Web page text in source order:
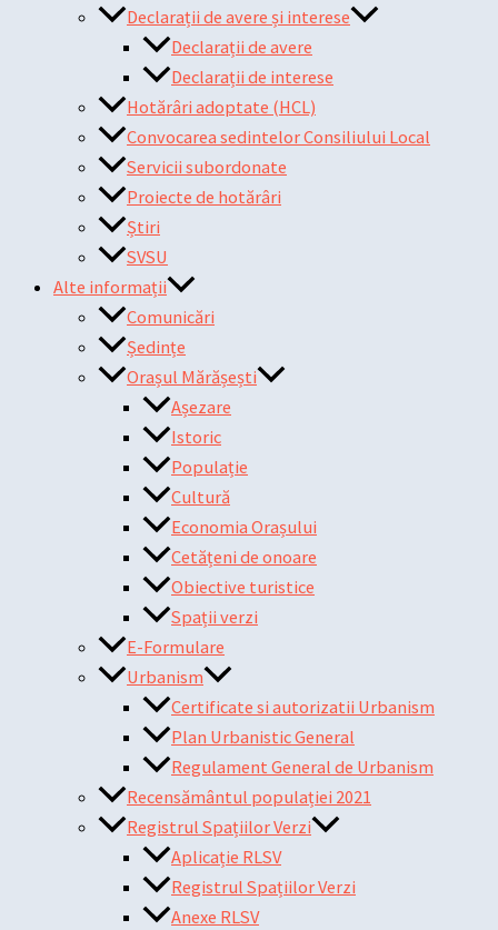
Declarații de avere și interese
Declarații de avere
Declarații de interese
Hotărâri adoptate (HCL)
Convocarea sedintelor Consiliului Local
Servicii subordonate
Proiecte de hotărâri
Știri
SVSU
Alte informații
Comunicări
Ședințe
Orașul Mărășești
Așezare
Istoric
Populație
Cultură
Economia Orașului
Cetățeni de onoare
Obiective turistice
Spații verzi
E-Formulare
Urbanism
Certificate si autorizatii Urbanism
Plan Urbanistic General
Regulament General de Urbanism
Recensământul populației 2021
Registrul Spațiilor Verzi
Aplicație RLSV
Registrul Spațiilor Verzi
Anexe RLSV